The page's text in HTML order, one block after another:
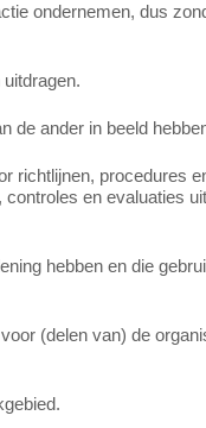
ondernemen, dus
de ander in beeld
richtlijnen, procedures
en evaluaties
hebben en die
(delen van) de